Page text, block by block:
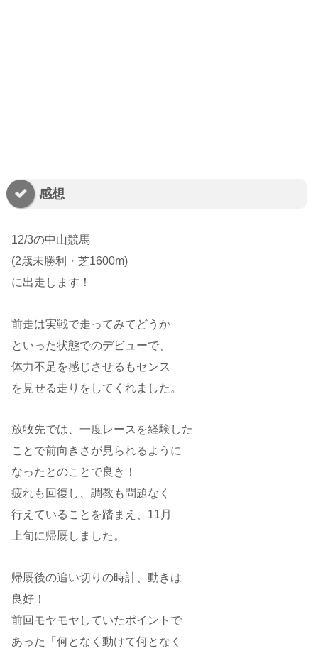
感想
12/3の中山競馬
(2歳未勝利・芝1600m)
に出走します！
前走は実戦で走ってみてどうか
といった状態でのデビューで、
体力不足を感じさせるもセンス
を見せる走りをしてくれました。
放牧先では、一度レースを経験した
ことで前向きさが見られるように
なったとのことで良き！
疲れも回復し、調教も問題なく
行えていることを踏まえ、11月
上旬に帰厩しました。
帰厩後の追い切りの時計、動きは
良好！
前回モヤモヤしていたポイントで
あった「何となく動けて何となく